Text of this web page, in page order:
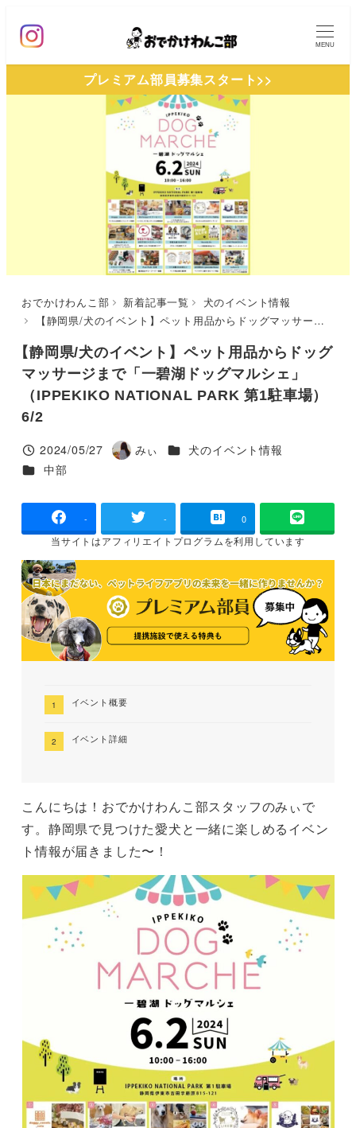
ン
MENU
プレミアム部員募集スタート>>
おでかけわんこ部 新着記事一覧
犬のイベント情報
【静岡県/犬のイベント】ペット用品からドッグマッサージまで「一碧湖ドッグマルシェ」（IPPEKIKO NATIONAL PARK 第1駐車場）6/2
【静岡県/犬のイベント】ペット用品からドッグ
マッサージまで「一碧湖ドッグマルシェ」
（IPPEKIKO NATIONAL PARK 第1駐車場）
6/2
投稿日
2024/05/27
著
みぃ カテゴリー
犬のイベント情報
カテゴリー
中部
- - 0
当サイトはアフィリエイトプログラムを利用しています
イベント概要
イベント詳細
こんにちは！おでかけわんこ部スタッフのみぃで
す。静岡県で見つけた愛犬と一緒に楽しめるイベン
ト情報が届きました〜！